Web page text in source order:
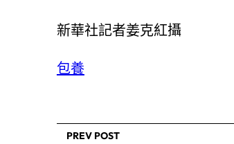
新華社記者姜克紅攝
包養
PREV POST